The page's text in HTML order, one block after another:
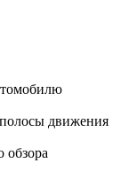
движения
обзора